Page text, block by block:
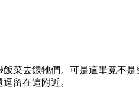
菜去餵牠們。可是這畢竟不
留在這附近。